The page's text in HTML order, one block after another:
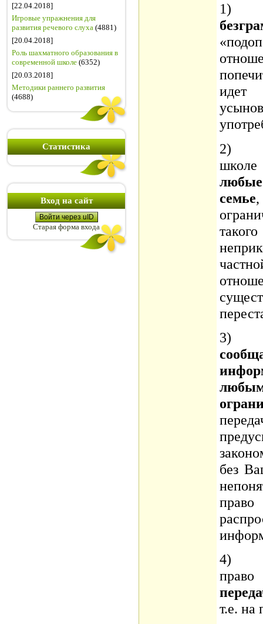
[22.04.2018]
Игровые упражнения для
развития речевого слуха (4881)
[20.04.2018]
Роль шахматного образования в
современной школе (6352)
[20.03.2018]
Методики раннего развития
(4688)
Статистика
Вход на сайт
Войти через uID
Старая форма входа
2)
любые
семье
3)
без
4)
т.е. на